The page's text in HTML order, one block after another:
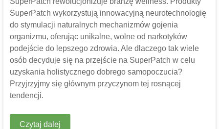
SuperPatch wykorzystują innowacyjną neurotechnologię
do stymulacji naturalnych mechanizmów gojenia
organizmu, oferując unikalne, wolne od narkotyków
podejście do lepszego zdrowia. Ale dlaczego tak wiele
osób decyduje się na przejście na SuperPatch w celu
uzyskania holistycznego dobrego samopoczucia?
Przyjrzyjmy się głównym przyczynom tej rosnącej
tendencji.
Czytaj dalej